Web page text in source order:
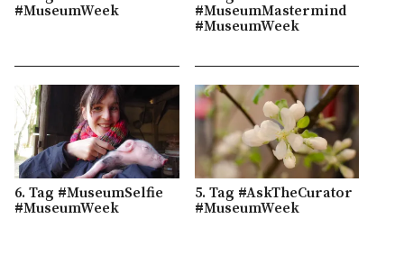
#MuseumWeek
#MuseumMastermind
#MuseumWeek
6. Tag #MuseumSelfie
#MuseumWeek
5. Tag #AskTheCurator
#MuseumWeek